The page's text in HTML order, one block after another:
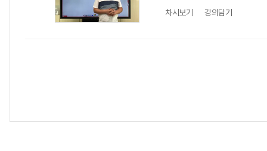
차시보기
강의담기